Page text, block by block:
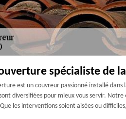
spécialiste de
est un couvreur passionné installé dans
diversifiées pour mieux vous servir.
les interventions soient aisées ou